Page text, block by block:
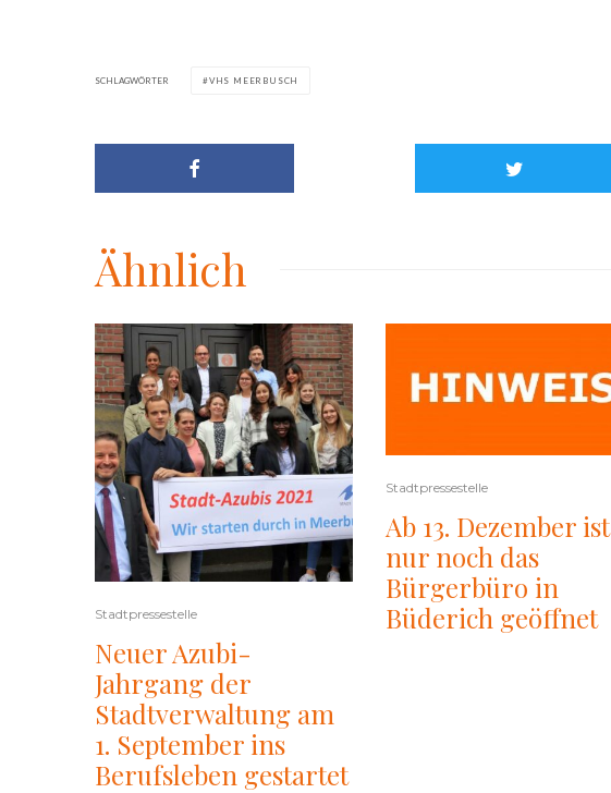
SCHLAGWÖRTER VHS MEERBUSCH
Ähnlich
Stadtpressestelle
Neuer Azubi-
Jahrgang der
Stadtverwaltung am
1. September ins
Berufsleben gestartet
Stadtpressestelle
Ab 13. Dezember ist
nur noch das
Bürgerbüro in
Büderich geöffnet